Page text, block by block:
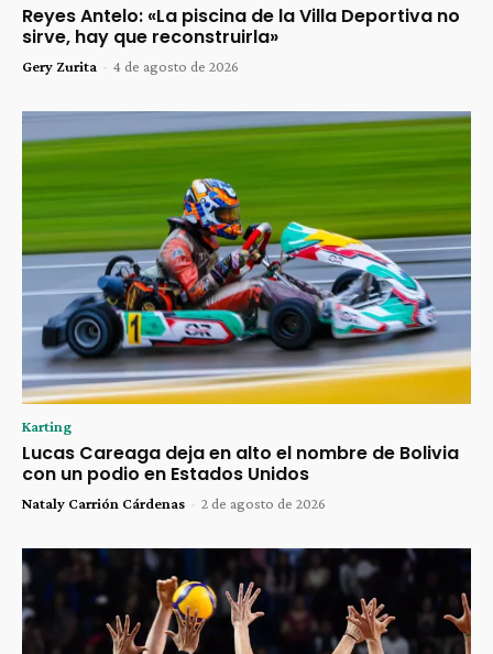
Reyes Antelo: «La piscina de la Villa Deportiva no
sirve, hay que reconstruirla»
Gery Zurita - 4 de agosto de 2026
Karting
Lucas Careaga deja en alto el nombre de Bolivia
con un podio en Estados Unidos
Nataly Carrión Cárdenas - 2 de agosto de 2026